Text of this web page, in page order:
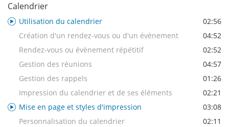
Calendrier
Utilisation du calendrier
02:56
Création d'un rendez-vous ou d'un évènement
04:52
Rendez-vous ou évènement répétitif
02:52
Gestion des réunions
04:57
Gestion des rappels
01:26
Impression du calendrier et de ses éléments
02:21
Mise en page et styles d'impression
03:08
Personnalisation du calendrier
02:11